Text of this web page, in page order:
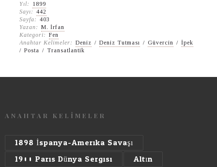
Yıl:
1899
Sayı: 442
Sayfa: 403
Yazan: M. İrfan
Kategori: Fen
Anahtar Kelimeler: Deniz / Deniz Tutması / Güvercin / İpek
/ Posta / Transatlantik
ANAHTAR KELİMELER
1898 İspanya-Amerika Savaşı
1900 Paris Dünya Sergisi
Altın